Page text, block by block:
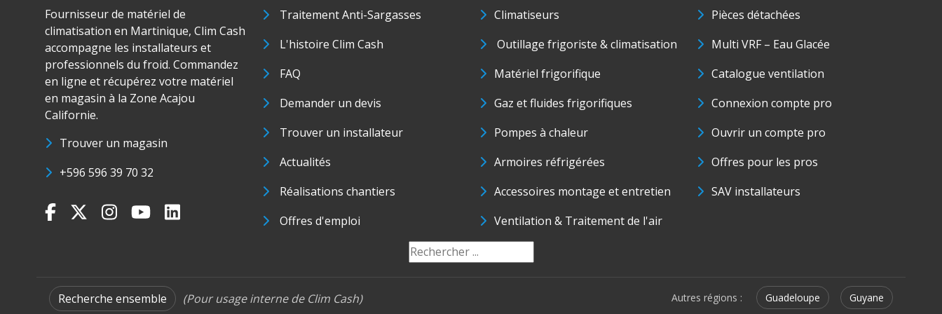
Fournisseur de matériel de
climatisation en Martinique, Clim Cash
accompagne les installateurs et
professionnels du froid. Commandez
en ligne et récupérez votre matériel
en magasin à la Zone Acajou
Californie.
Trouver un magasin
+596 596 39 70 32
Traitement Anti-Sargasses
L'histoire Clim Cash
FAQ
Demander un devis
Trouver un installateur
Actualités
Réalisations chantiers
Offres d'emploi
Climatiseurs
Outillage frigoriste & climatisation
Matériel frigorifique
Gaz et fluides frigorifiques
Pompes à chaleur
Armoires réfrigérées
Accessoires montage et entretien
Ventilation & Traitement de l'air
Pièces détachées
Multi VRF – Eau Glacée
Catalogue ventilation
Connexion compte pro
Ouvrir un compte pro
Offres pour les pros
SAV installateurs
Recherche ensemble (Pour usage interne de Clim Cash) Autres régions : Guadeloupe Guyane